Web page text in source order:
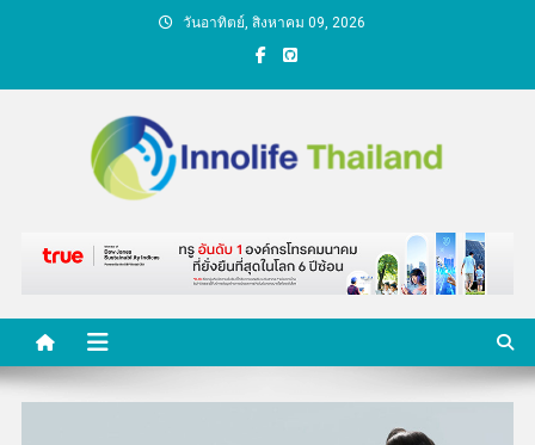
วันอาทิตย์, สิงหาคม 09, 2026
คนกับความคิด ชีวิตกับ
นวัตกรรม